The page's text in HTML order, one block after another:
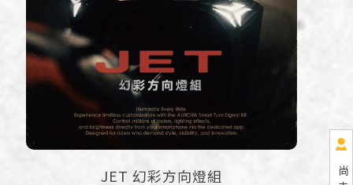
尚
JET 幻彩方向燈組